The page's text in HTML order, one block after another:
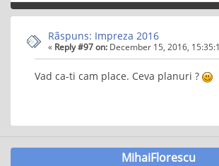
Rãspuns: Impreza 2016
« Reply #97 on: December 15, 2016,
Vad ca-ti cam place. Ceva planuri ?
MihaiFlorescu